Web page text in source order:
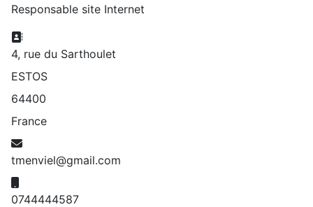
Responsable site Internet
Dirección
4, rue du Sarthoulet
ESTOS
64400
France
Correo electrónico
tmenviel@gmail.com
0744444587